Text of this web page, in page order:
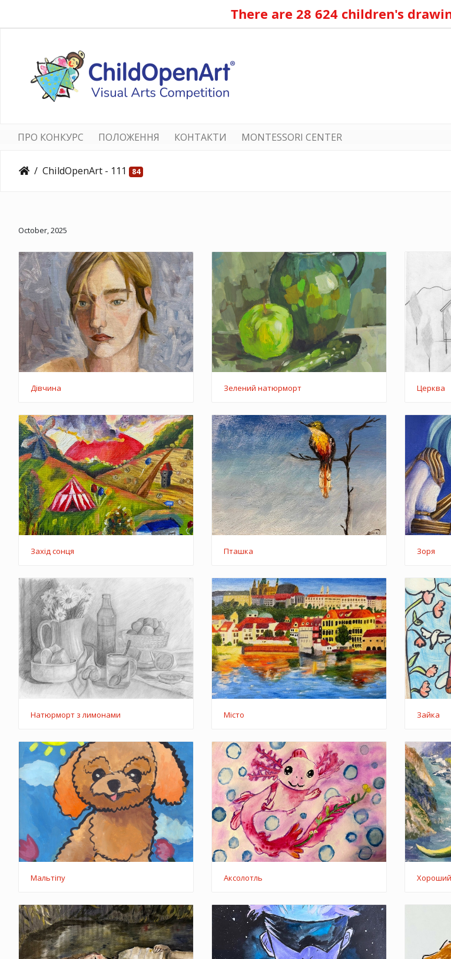
There are 28 624 children's
ПРО КОНКУРС ПОЛОЖЕННЯ КОНТАКТИ MONTESSORI CENTER
ChildOpenArt - 111 84
October, 2025
Дівчина Зелений натюрморт Церква
Захід сонця Пташка Зоря
Натюрморт з лимонами Місто Зайка
Мальтіпу Аксолотль